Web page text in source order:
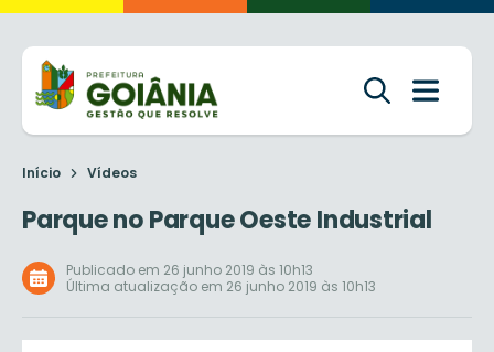
Início Vídeos
Parque no Parque Oeste Industrial
Publicado em 26 junho 2019 às 10h13
Última atualização em 26 junho 2019 às 10h13